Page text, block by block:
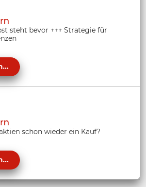
steht bevor +++ Strategie für
schon wieder ein Kauf?